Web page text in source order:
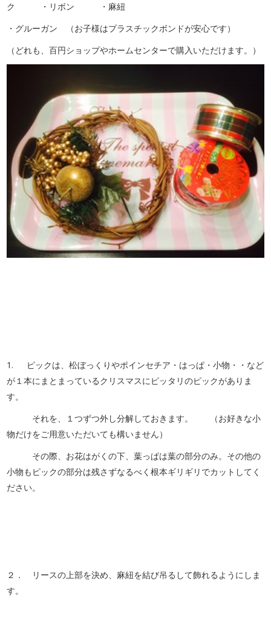
ク ・リボン ・麻紐
・グルーガン （お子様はプラスチックボンドが安心です）
（どれも、百円ショップやホームセンターで購入いただけます。）
1. ピックは、松ぼっくりやポインセチア・はっぱ・小物・・など
が１本にまとまっているクリスマスにピッタリのピックがありま
す。
それを、１つずつ外し分解しておきます。 （お好きな小
物だけをご用意いただいても構いません）
その際、お花はがくの下、葉っぱは葉の部分のみ。その他の
小物もピックの部分は残さずなるべく根本ギリギリでカットしてく
ださい。
２． リースの上部を決め、麻紐を結び吊るして飾れるようにしま
す。